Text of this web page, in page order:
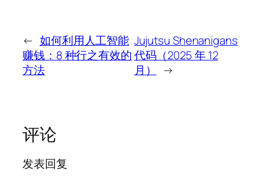
← 如何利用人工智能
赚钱：8 种行之有效的
方法
Jujutsu Shenanigans
代码（2025 年 12
月）
→
评论
发表回复